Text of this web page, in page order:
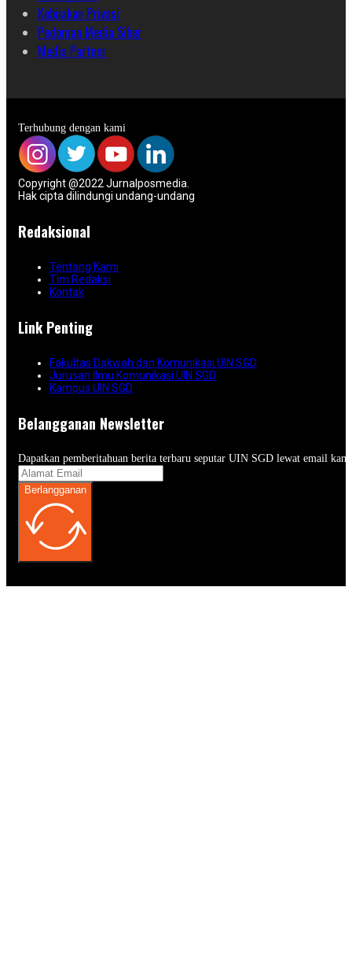
Kebijakan Privasi
Pedoman Media Siber
Media Partner
Terhubung dengan kami
Copyright @2022 Jurnalposmedia.
Hak cipta dilindungi undang-undang
Redaksional
Tentang Kami
Tim Redaksi
Kontak
Link Penting
Fakultas Dakwah dan Komunikasi UIN SGD
Jurusan Ilmu Komunikasi UIN SGD
Kampus UIN SGD
Belangganan Newsletter
Dapatkan pemberitahuan berita terbaru seputar UIN SGD lewat email
Berlangganan